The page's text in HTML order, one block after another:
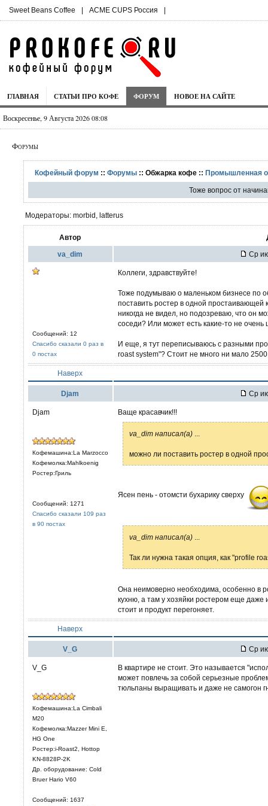
Sweet Beans Coffee | ACME CUPS Россия |
ГЛАВНАЯ СТАТЬИ ПРО КОФЕ ФОРУМ НОВОЕ НА САЙТЕ
Воскресенье, 9 Августа 2026 08:08
Форумы
Кофейный форум :: Форумы :: Обжарка кофе :: Промышленная
Тоже вопрос от
Модераторы: morbid, latterus
Автор
va_dim Ср
Сообщений: 12
Спасибо сказали 0 раз в
0 постах
Коллеги, здравствуйте!
Тоже подумываю о маленьком бизнесе по
поставить ростер в одной простаивающей
никогда не видел, но подозреваю, что он
соседи? Или может есть какие-то не
И еще, я тут переписываюсь с разными
roast system"? Стоит не много ни мало
Наверх
Djam Ср
Djam
Кофемашина:La Marzocco
Кофемолка:Mahlkoenig
Ростер:Гриль
Сообщений: 1271
Спасибо сказали 109 раз
в 90 постах
Ваще красавчик!!!
va_dim написал(а)
можно ли поставить ростер в одной
Ясен пень - отомсти бухарику сверху
va_dim написал(а)
Так ли нужна такая опция, как "profile
Она неимоверно необходима, особенно в
кухню, а там у хозяйки ростером еще даже
стоит и продукт перегоняет.
Наверх
V_G Ср
V_G
Кофемашина:La Cimbali
M20
Кофемолка:Mazzer Mini E,
HG One
Ростер:i-Roast2, Hottop
KN-8828P-2K
Др. оборудование: Cold
Bruer Hario V60
Сообщений: 1637
В квартире не стоит. Это называется
может повлечь за собой серьезные
тюльпаны выращивать и даже не самогон